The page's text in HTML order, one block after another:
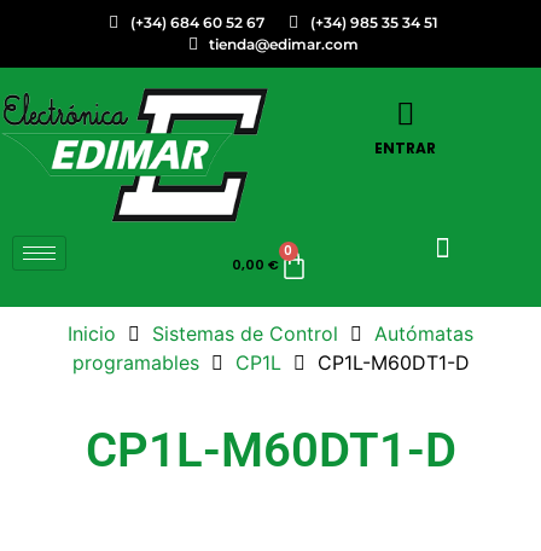
(+34) 684 60 52 67
(+34) 985 35 34 51
tienda@edimar.com
ENTRAR
0,00 €
0
Inicio Sistemas de Control
Autómatas
programables
CP1L CP1L-M60DT1-D
CP1L-M60DT1-D